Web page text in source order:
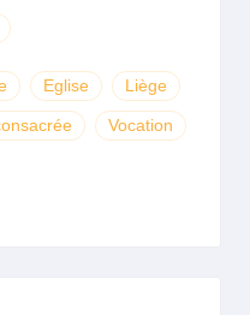
Eglise Liège
Vocation